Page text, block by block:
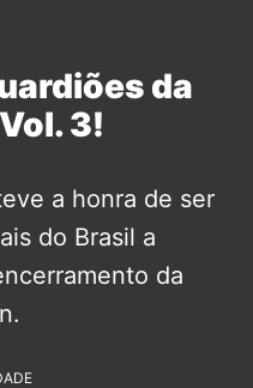
da
3!
a honra de ser
do Brasil a
da